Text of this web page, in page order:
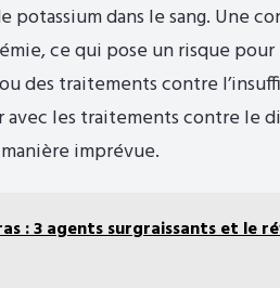
dans le sang. Une
ce qui pose un risque pour
des traitements contre
les traitements contre le
imprévue.
: 3 agents surgraissants et le